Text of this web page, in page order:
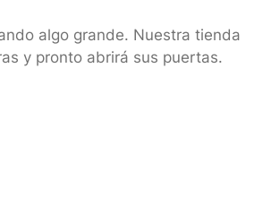
algo grande. Nuestra tienda
y pronto abrirá sus puertas.